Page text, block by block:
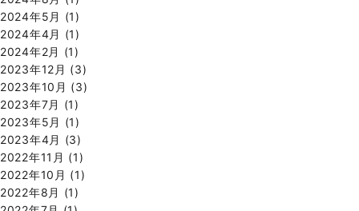
2024年5月 (1)
2024年4月 (1)
2024年2月 (1)
2023年12月 (3)
2023年10月 (3)
2023年7月 (1)
2023年5月 (1)
2023年4月 (3)
2022年11月 (1)
2022年10月 (1)
2022年8月 (1)